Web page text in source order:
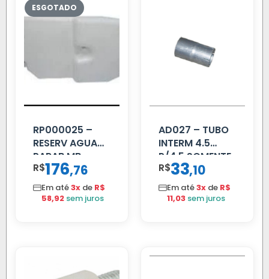
RP000025 –
RESERV AGUA
PARAB MB
ACCELO
C/TAMPA
R$176,76
Em até3x de R$
58,92 sem juros
AD027 – TUBO
INTERM 4.5
P/4.5 SOMENTE
PROLONGADOR
R$33,10
Em até3x de R$
11,03 sem juros